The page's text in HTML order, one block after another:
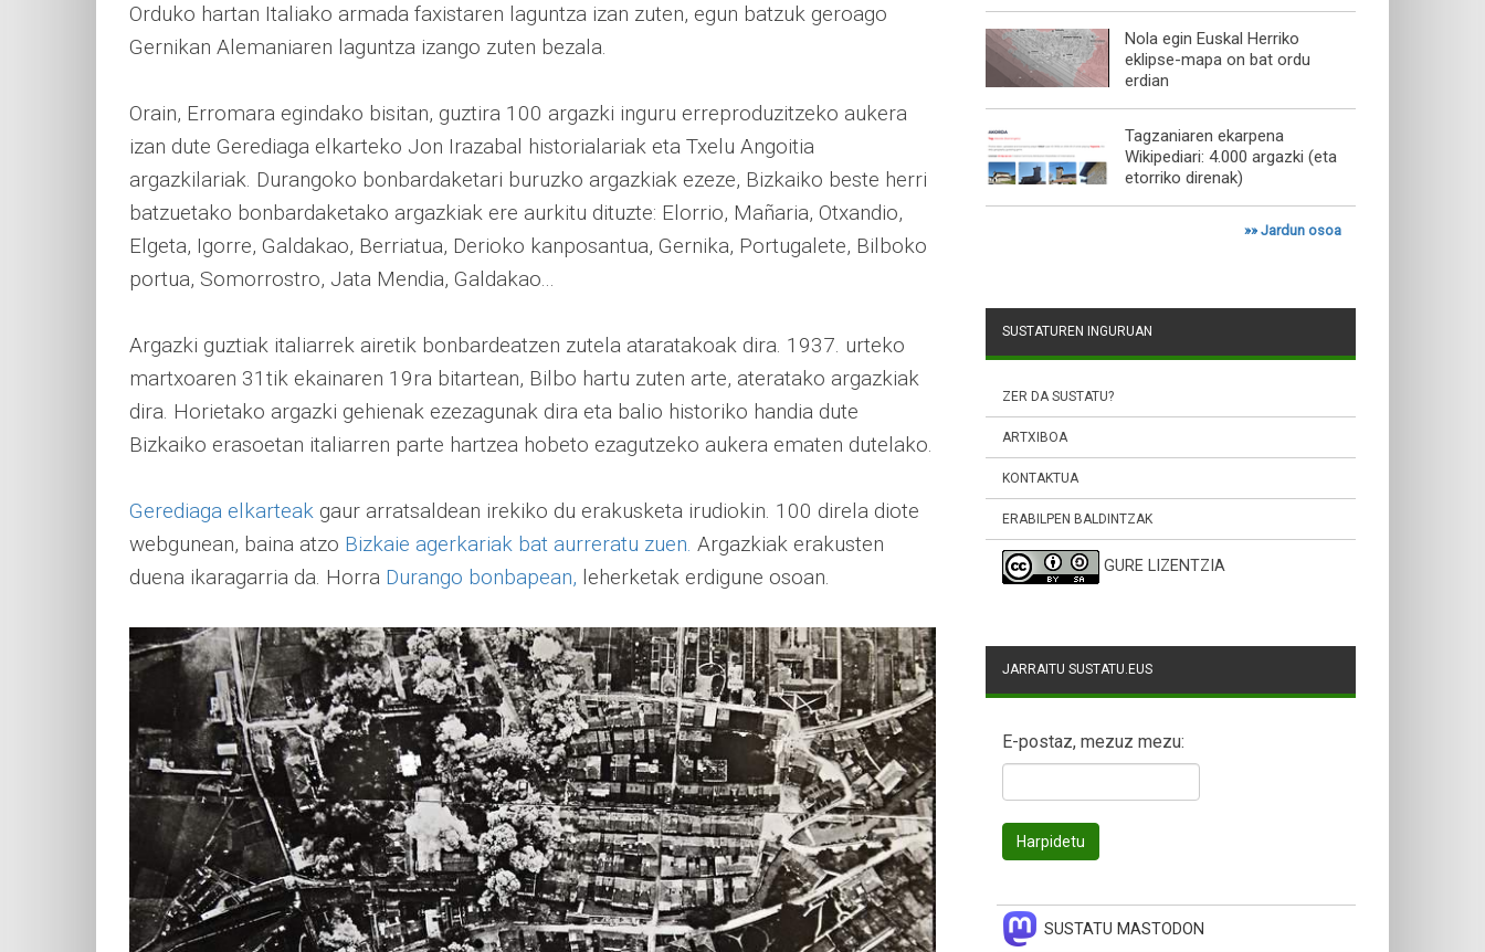
Orduko hartan Italiako armada faxistaren laguntza izan zuten, egun batzuk geroago
Gernikan Alemaniaren laguntza izango zuten bezala.
Orain, Erromara egindako bisitan, guztira 100 argazki inguru erreproduzitzeko aukera
izan dute Gerediaga elkarteko Jon Irazabal historialariak eta Txelu Angoitia
argazkilariak. Durangoko bonbardaketari buruzko argazkiak ezeze, Bizkaiko beste herri
batzuetako bonbardaketako argazkiak ere aurkitu dituzte: Elorrio, Mañaria, Otxandio,
Elgeta, Igorre, Galdakao, Berriatua, Derioko kanposantua, Gernika, Portugalete, Bilboko
portua, Somorrostro, Jata Mendia, Galdakao...
Argazki guztiak italiarrek airetik bonbardeatzen zutela ataratakoak dira. 1937. urteko
martxoaren 31tik ekainaren 19ra bitartean, Bilbo hartu zuten arte, ateratako argazkiak
dira. Horietako argazki gehienak ezezagunak dira eta balio historiko handia dute
Bizkaiko erasoetan italiarren parte hartzea hobeto ezagutzeko aukera ematen dutelako.
Gerediaga elkarteak gaur arratsaldean irekiko du erakusketa irudiokin. 100 direla diote
webgunean, baina atzo Bizkaie agerkariak bat aurreratu zuen. Argazkiak erakusten
duena ikaragarria da. Horra Durango bonbapean, leherketak erdigune osoan.
Nola egin Euskal Herriko
eklipse-mapa on bat ordu
erdian
Tagzaniaren ekarpena
Wikipediari: 4.000 argazki (eta
etorriko direnak)
»»Jardun osoa
SUSTATUREN INGURUAN
ZER DA SUSTATU?
ARTXIBOA
KONTAKTUA
ERABILPEN BALDINTZAK
GURE LIZENTZIA
JARRAITU SUSTATU.EUS
E-postaz, mezuz mezu:
SUSTATU MASTODON